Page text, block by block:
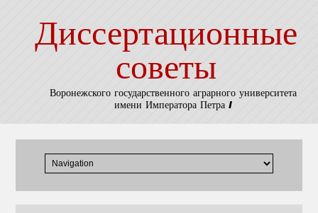
Диссертационные
советы
Воронежского государственного аграрного университета
имени Императора Петра I